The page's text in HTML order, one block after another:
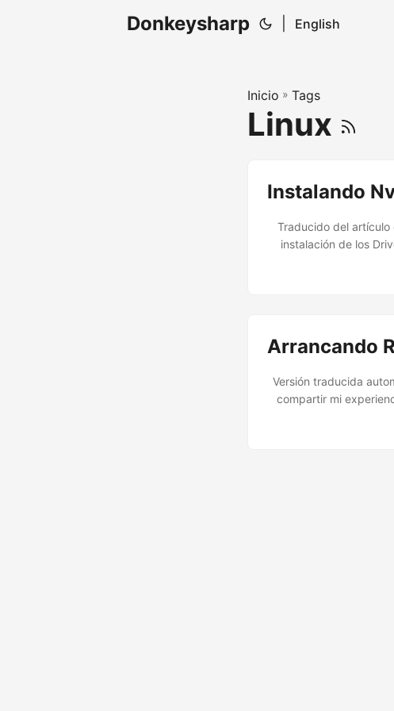
Donkeysharp English
Inicio » Tags
Linux
Instalando
Traducido del artículo
instalación de los
Debian 13
Arrancando
Versión traducida
compartir mi
algo que hice